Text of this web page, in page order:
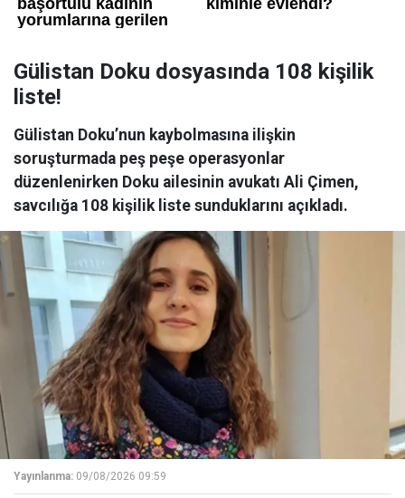
Gülistan Doku dosyasında 108 kişilik
liste!
Gülistan Doku’nun kaybolmasına ilişkin
soruşturmada peş peşe operasyonlar
düzenlenirken Doku ailesinin avukatı Ali Çimen,
savcılığa 108 kişilik liste sunduklarını açıkladı.
Yayınlanma: 09/08/2026 09:59